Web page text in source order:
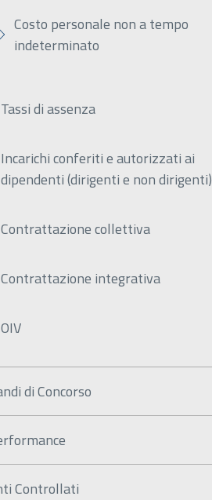
Costo personale non a tempo
indeterminato
Tassi di assenza
Incarichi conferiti e autorizzati ai
dipendenti (dirigenti e non dirigenti)
Contrattazione collettiva
Contrattazione integrativa
OIV
di Concorso
Controllati